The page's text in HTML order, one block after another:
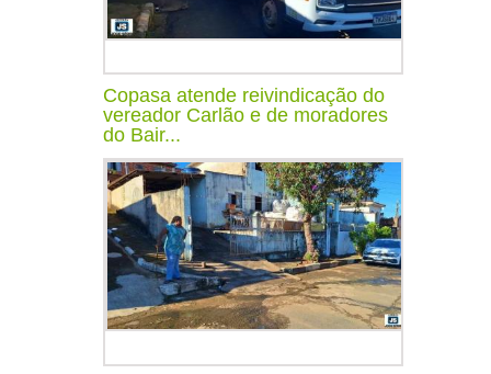
Copasa atende reivindicação do
vereador Carlão e de moradores
do Bair...